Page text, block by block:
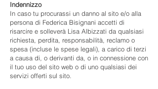
Indennizzo
In caso tu procurassi un danno al sito e/o alla
persona di Federica Bisignani accetti di
risarcire e solleverà Lisa Albizzati da qualsiasi
richiesta, perdita, responsabilità, reclamo o
spesa (incluse le spese legali), a carico di terzi
a causa di, o derivanti da, o in connessione con
il tuo uso del sito web o di uno qualsiasi dei
servizi offerti sul sito.